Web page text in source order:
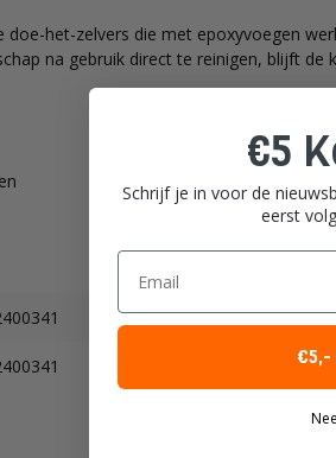
het-zelvers die met epoxyvoegen
na gebruik direct te reinigen, blijft de
€5
Schrijf je in voor de
eerst
Email
€5,-